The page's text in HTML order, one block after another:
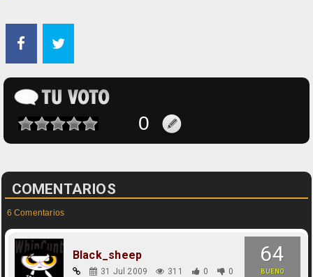
COMENTARIOS
6 Comentarios
64
BUENO
Black_sheep
31 Jul 2009 311 0 0